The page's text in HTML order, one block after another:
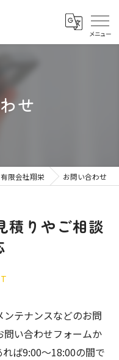
せ
限会社翔栄 お問い合わせ
積りやご相談
テナンスなどのお問
問い合わせフォームか
ば9:00～18:00の間で